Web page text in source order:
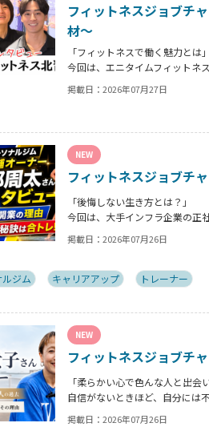
フィットネスジョブチ
材～
「フィットネスで働く魅力とは」
今回は、エニタイムフィットネ
クラブの魅力についてインタ
働き甲斐や動機、お客様からは
掲載日： 2026年07月27日
NEW
フィットネスジョブチ
「後悔しない生き方とは？」
今回は、大手インフラ企業の正
「ギフト」代表の阿部周大さん
今の仕事や環境を変えたい！と
掲載日： 2026年07月26日
ジム キャリアアップ トレーナー
NEW
フィットネスジョブチ
「柔らかい心で色んな人と出会
自信がないときほど、自分には
そんな風に自分だけでは思い
師の若松由貴子さん。選ばれる
掲載日： 2026年07月26日